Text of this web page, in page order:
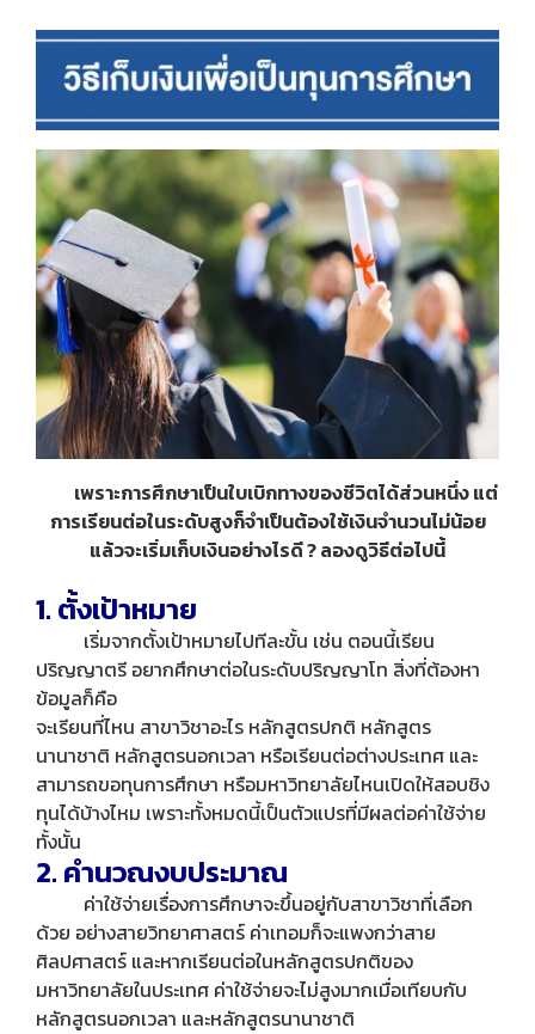
เพราะการศึกษาเป็นใบเบิกทางของชีวิตได้ส่วนหนึ่ง แต่
การเรียนต่อในระดับสูงก็จำเป็นต้องใช้เงินจำนวนไม่น้อย
แล้วจะเริ่มเก็บเงินอย่างไรดี ? ลองดูวิธีต่อไปนี้
1. ตั้งเป้าหมาย
เริ่มจากตั้งเป้าหมายไปทีละขั้น เช่น ตอนนี้เรียน
ปริญญาตรี อยากศึกษาต่อในระดับปริญญาโท สิ่งที่ต้องหา
ข้อมูลก็คือ
จะเรียนที่ไหน สาขาวิชาอะไร หลักสูตรปกติ หลักสูตร
นานาชาติ หลักสูตรนอกเวลา หรือเรียนต่อต่างประเทศ และ
สามารถขอทุนการศึกษา หรือมหาวิทยาลัยไหนเปิดให้สอบชิง
ทุนได้บ้างไหม เพราะทั้งหมดนี้เป็นตัวแปรที่มีผลต่อค่าใช้จ่าย
ทั้งนั้น
2. คำนวณงบประมาณ
ค่าใช้จ่ายเรื่องการศึกษาจะขึ้นอยู่กับสาขาวิชาที่เลือก
ด้วย อย่างสายวิทยาศาสตร์ ค่าเทอมก็จะแพงกว่าสาย
ศิลปศาสตร์ และหากเรียนต่อในหลักสูตรปกติของ
มหาวิทยาลัยในประเทศ ค่าใช้จ่ายจะไม่สูงมากเมื่อเทียบกับ
หลักสูตรนอกเวลา และหลักสูตรนานาชาติ